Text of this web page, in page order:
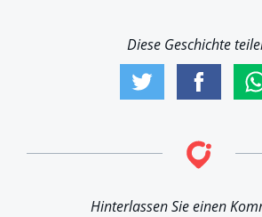
Diese Geschichte
Hinterlassen Sie einen